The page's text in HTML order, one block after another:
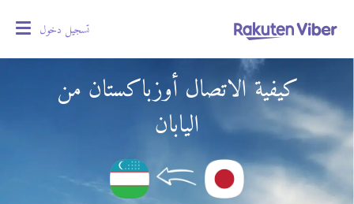
تسجيل دخول
كيفية الاتصال أوزباكستان من
اليابان